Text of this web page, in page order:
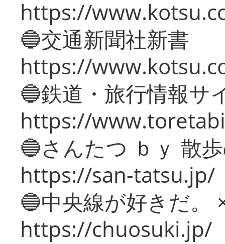
https://
🔵交通新聞社新書
https://
🔵鉄道・旅行情報サ
https://
🔵さんたつ ｂｙ 散
https://san-tatsu.jp/
🔵中央線が好きだ。
https://chuosuki.jp/